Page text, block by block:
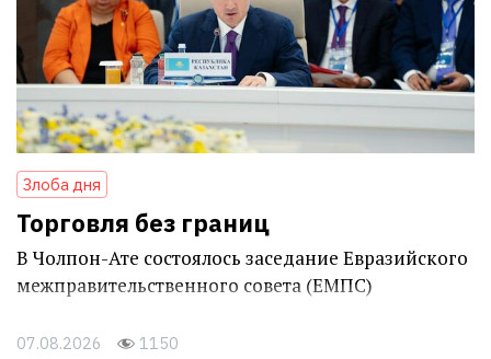
Злоба дня
Торговля без границ
В Чолпон-Ате состоялось заседание Евразийского
межправительственного совета (ЕМПС)
07.08.2026 1150